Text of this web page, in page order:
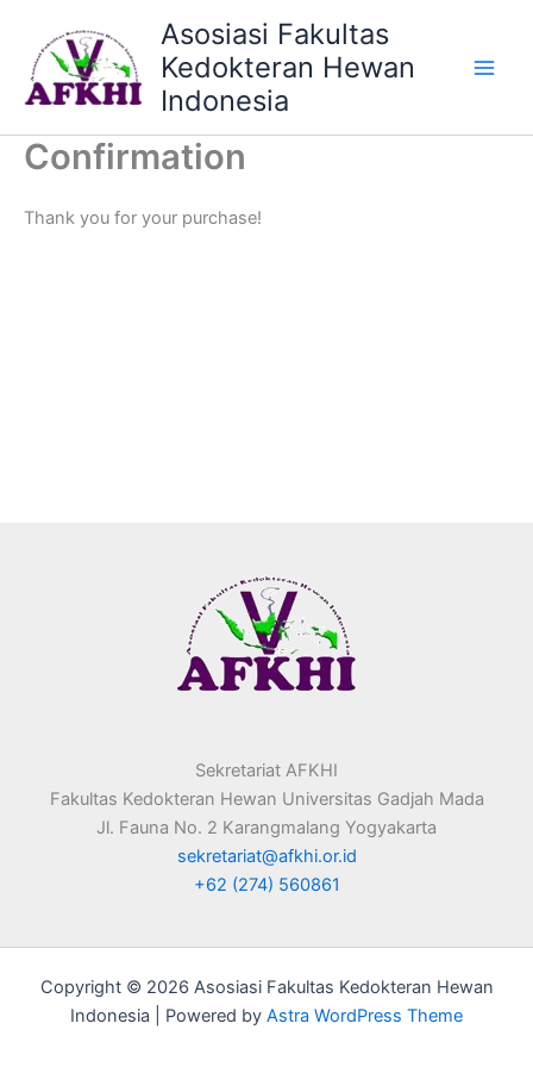
content
Asosiasi Fakultas
Kedokteran Hewan
Indonesia
Confirmation
Thank you for your purchase!
Sekretariat AFKHI
Fakultas Kedokteran Hewan Universitas Gadjah Mada
Jl. Fauna No. 2 Karangmalang Yogyakarta
sekretariat@afkhi.or.id
+62 (274) 560861
Copyright © 2026 Asosiasi Fakultas Kedokteran Hewan
Indonesia | Powered by Astra WordPress Theme